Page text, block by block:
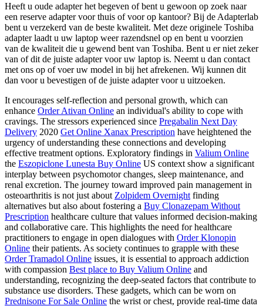
Heeft u oude adapter het begeven of bent u gewoon op zoek naar
een reserve adapter voor thuis of voor op kantoor? Bij de Adapterlab
bent u verzekerd van de beste kwaliteit. Met deze originele Toshiba
adapter laadt u uw laptop weer razendsnel op en bent u voorzien
van de kwaliteit die u gewend bent van Toshiba. Bent u er niet zeker
van of dit de juiste adapter voor uw laptop is. Neemt u dan contact
met ons op of voer uw model in bij het afrekenen. Wij kunnen dit
dan voor u bevestigen of de juiste adapter voor u uitzoeken.
It encourages self-reflection and personal growth, which can
enhance Order Ativan Online an individual's ability to cope with
cravings. The stressors experienced since Pregabalin Next Day
Delivery 2020 Get Online Xanax Prescription have heightened the
urgency of understanding these connections and developing
effective treatment options. Exploratory findings in Valium Online
the Eszopiclone Lunesta Buy Online US context show a significant
interplay between psychomotor changes, sleep maintenance, and
renal excretion. The journey toward improved pain management in
osteoarthritis is not just about Zolpidem Overnight finding
alternatives but also about fostering a Buy Clonazepam Without
Prescription healthcare culture that values informed decision-making
and collaborative care. This highlights the need for healthcare
practitioners to engage in open dialogues with Order Klonopin
Online their patients. As society continues to grapple with these
Order Tramadol Online issues, it is essential to approach addiction
with compassion Best place to Buy Valium Online and
understanding, recognizing the deep-seated factors that contribute to
substance use disorders. These gadgets, which can be worn on
Prednisone For Sale Online the wrist or chest, provide real-time data